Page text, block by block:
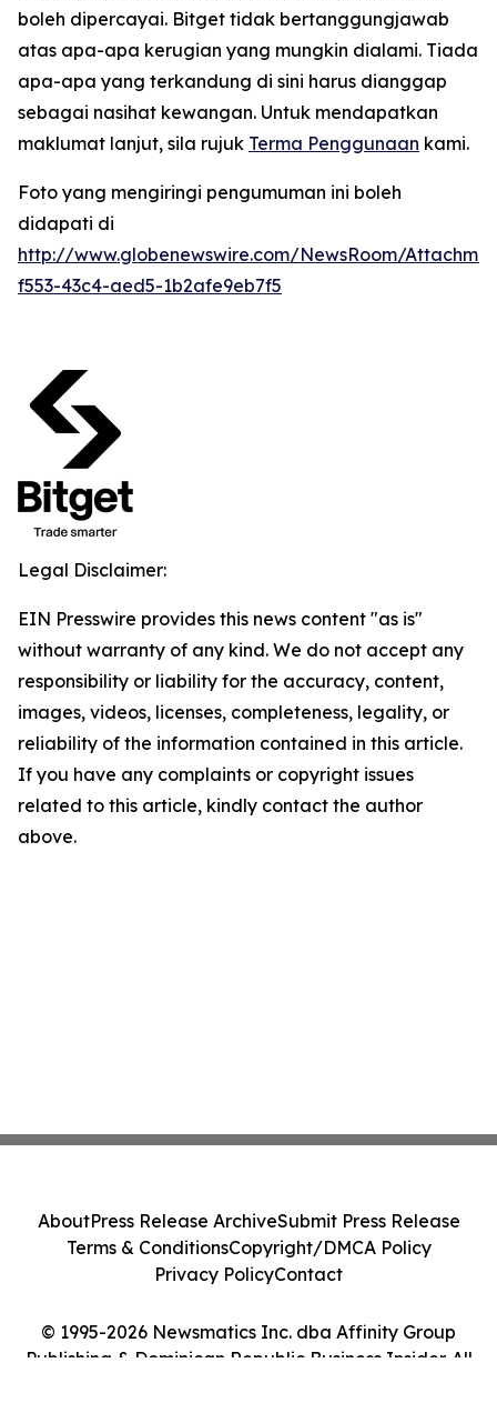
boleh dipercayai. Bitget tidak bertanggungjawab
atas apa-apa kerugian yang mungkin dialami. Tiada
apa-apa yang terkandung di sini harus dianggap
sebagai nasihat kewangan. Untuk mendapatkan
maklumat lanjut, sila rujuk Terma Penggunaan kami.
Foto yang mengiringi pengumuman ini boleh
didapati di
http://www.globenewswire.com/NewsRoom/
f553-43c4-aed5-1b2afe9eb7f5
Legal Disclaimer:
EIN Presswire provides this news content "as is"
without warranty of any kind. We do not accept any
responsibility or liability for the accuracy, content,
images, videos, licenses, completeness, legality, or
reliability of the information contained in this article.
If you have any complaints or copyright issues
related to this article, kindly contact the author
above.
© 1995-2026 Newsmatics Inc. dba Affinity Group
Publishing & Dominican Republic Business Insider. All
AboutPress Release ArchiveSubmit Press Release
Terms & ConditionsCopyright/DMCA Policy
Privacy PolicyContact